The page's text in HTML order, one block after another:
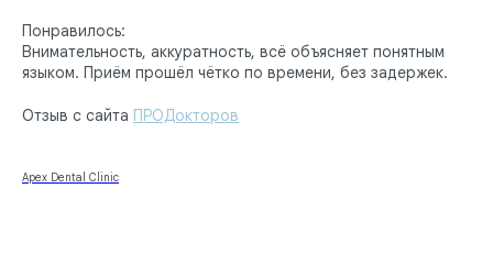
Понравилось:
Внимательность, аккуратность, всё объясняет понятным
языком. Приём прошёл чётко по времени, без задержек.
Отзыв с сайта ПРОДокторов
Apex Dental Clinic